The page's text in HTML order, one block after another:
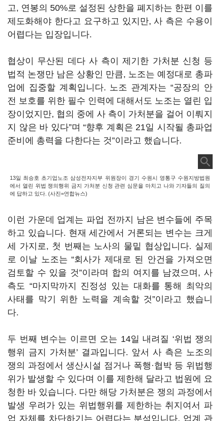
고, 연봉의 50%로 설정된 상한을 폐지하는 한편 이를
제도화해야 한다고 요구하고 있지만, 사 측은 수용이
어렵다는 입장입니다.
협상이 무산된 데다 사 측이 제기한 가처분 신청 등
법적 논쟁만 남은 상황인 만큼, 노조는 예정대로 총파
업에 집중할 계획입니다. 노조 관계자는 “공장의 안
전 보호를 위한 필수 인력에 대해서도 노조는 열린 입
장이었지만, 협의 중에 사 측이 가처분을 걸어 이뤄지
지 않은 바 있다”며 “향후 계획은 21일 시작될 총파업
준비에 총력을 다한다는 것”이라고 했습니다.
13일 최승호 초기업노조 삼성전자지부 위원장이 경기 수원시 영통구 수원지방법원
에서 열린 위법 쟁의행위 금지 가처분 신청 관련 심문을 마치고 나와 기자들의 질의
에 답하고 있다. (사진=연합뉴스)
이런 가운데 업계는 파업 전까지 남은 변수들에 주목
하고 있습니다. 현재 세간에서 거론되는 변수는 크게
세 가지로, 첫 번째는 노사의 물밑 협상입니다. 실제
로 이날 노조는 “회사가 제대로 된 안건을 가져오면
검토할 수 있을 것”이라며 합의 여지를 남겼으며, 사
측도 “마지막까지 진정성 있는 대화를 통해 최악의
사태를 막기 위한 노력을 계속할 것”이라고 했습니
다.
두 번째 변수는 이르면 오는 14일 내려질 ‘위법 쟁의
행위 금지 가처분’ 결과입니다. 앞서 사 측은 노조의
쟁의 과정에서 생산시설 점거나 폭행·협박 등 위법행
위가 발생할 수 있다며 이를 제한해 달라고 법원에 요
청한 바 있습니다. 다만 해당 가처분은 쟁의 과정에서
발생 우려가 있는 위법행위를 제한하는 취지여서 파
업 자체를 차단하기는 어렵다는 분석입니다. 업계 관